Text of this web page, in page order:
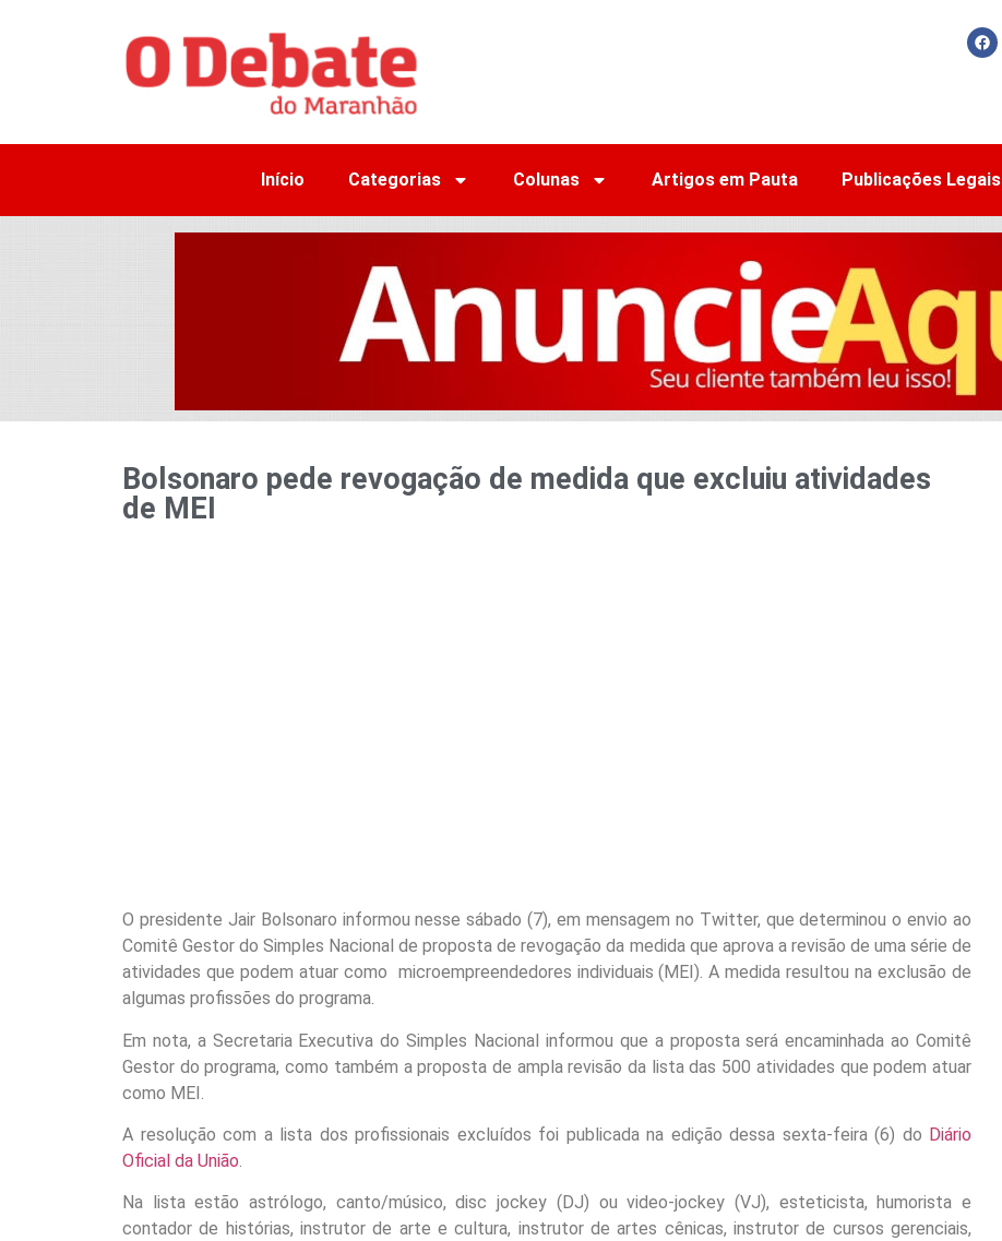
Início Categorias Colunas Artigos em Pauta Publicações Legais
Bolsonaro pede revogação de medida que excluiu atividades
de MEI
O presidente Jair Bolsonaro informou nesse sábado (7), em mensagem no Twitter, que determinou o envio ao
Comitê Gestor do Simples Nacional de proposta de revogação da medida que aprova a revisão de uma série de
atividades que podem atuar como microempreendedores individuais (MEI). A medida resultou na exclusão de
algumas profissões do programa.
Em nota, a Secretaria Executiva do Simples Nacional informou que a proposta será encaminhada ao Comitê
Gestor do programa, como também a proposta de ampla revisão da lista das 500 atividades que podem atuar
como MEI.
A resolução com a lista dos profissionais excluídos foi publicada na edição dessa sexta-feira (6) do Diário
Oficial da União.
Na lista estão astrólogo, canto/músico, disc jockey (DJ) ou video-jockey (VJ), esteticista, humorista e
contador de histórias, instrutor de arte e cultura, instrutor de artes cênicas, instrutor de cursos gerenciais,